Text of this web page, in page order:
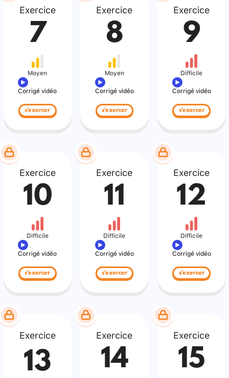
Exercice
7
Moyen
Corrigé vidéo
s'exercer
Exercice
8
Moyen
Corrigé vidéo
s'exercer
Exercice
9
Difficile
Corrigé vidéo
s'exercer
Exercice
10
Difficile
Corrigé vidéo
s'exercer
Exercice
11
Difficile
Corrigé vidéo
s'exercer
Exercice
12
Difficile
Corrigé vidéo
s'exercer
Exercice
13
Exercice
14
Exercice
15